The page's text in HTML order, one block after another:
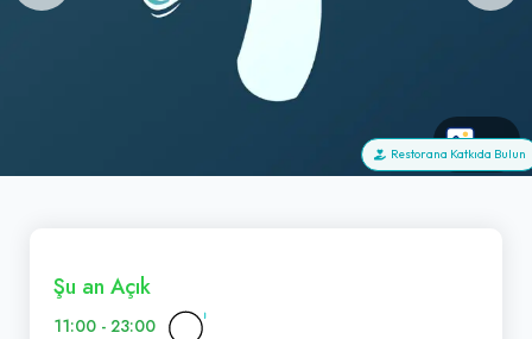
+0
Restorana Katkıda Bulun
Şu an Açık
11:00 - 23:00